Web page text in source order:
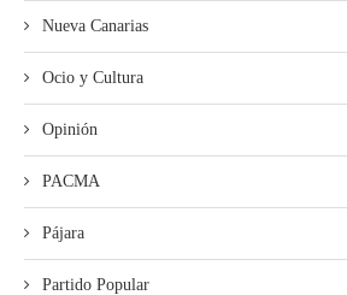
Nueva Canarias
Ocio y Cultura
Opinión
PACMA
Pájara
Partido Popular